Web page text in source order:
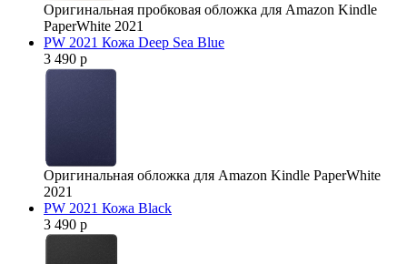
Оригинальная пробковая обложка для Amazon Kindle
PaperWhite 2021
PW 2021 Кожа Deep Sea Blue
3 490 р
Оригинальная обложка для Amazon Kindle PaperWhite
2021
PW 2021 Кожа Black
3 490 р